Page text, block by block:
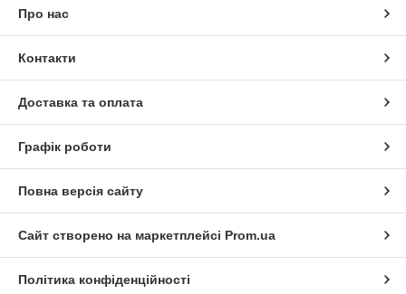
Про нас
Контакти
Доставка та оплата
Графік роботи
Повна версія сайту
Сайт створено на маркетплейсі Prom.ua
Політика конфіденційності